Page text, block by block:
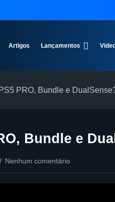
Artigos Lançamentos
PRO, Bundle e
Bundle e
Nenhum comentário